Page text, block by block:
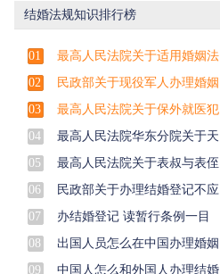
结婚法规知识排行榜
01
最高人民法院关于适用婚姻法
02
民政部关于现役军人办理婚姻
03
最高人民法院关于保外就医犯
04
最高人民法院华东分院关于天
05
最高人民法院关于表叔与表侄
06
民政部关于办理结婚登记不应
07
办结婚登记 读暂行条例一目
08
出国人员怎么在中国办理婚姻
09
中国人怎么和外国人办理结婚